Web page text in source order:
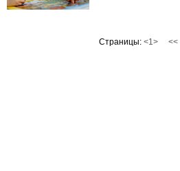
Страницы: <1> <<